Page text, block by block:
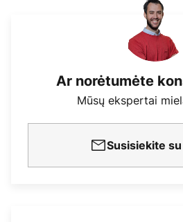
Ar norėtumėte
Mūsų ekspertai
Susisiekite